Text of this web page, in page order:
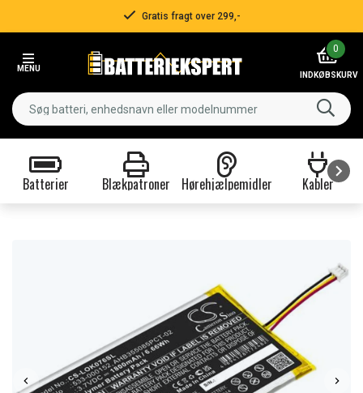
Gratis fragt over 299,-
MENU
0
INDKØBSKURV
Batterier Blækpatroner Hørehjælpemidler Kabler